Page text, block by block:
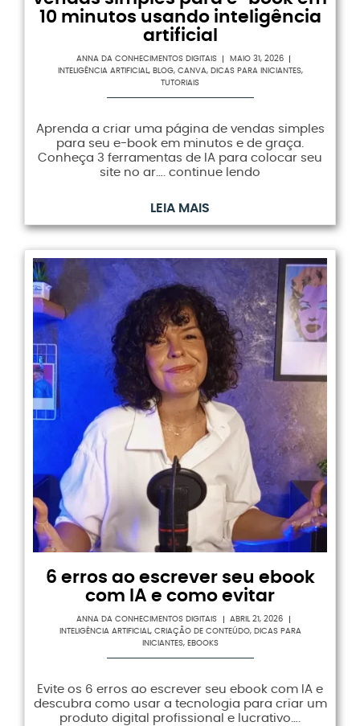
10 minutos usando inteligência
artificial
ANNA DA CONHECIMENTOS DIGITAIS
MAIO 31, 2026
INTELIGÊNCIA ARTIFICIAL, BLOG, CANVA, DICAS PARA INICIANTES,
TUTORIAIS
Aprenda a criar uma página de vendas simples
para seu e-book em minutos e de graça.
Conheça 3 ferramentas de IA para colocar seu
site no ar…. continue lendo
LEIA MAIS
6 erros ao escrever seu ebook
com IA e como evitar
ANNA DA CONHECIMENTOS DIGITAIS
ABRIL 21, 2026
INTELIGÊNCIA ARTIFICIAL, CRIAÇÃO DE CONTEÚDO, DICAS PARA
INICIANTES, EBOOKS
Evite os 6 erros ao escrever seu ebook com IA e
descubra como usar a tecnologia para criar um
produto digital profissional e lucrativo….